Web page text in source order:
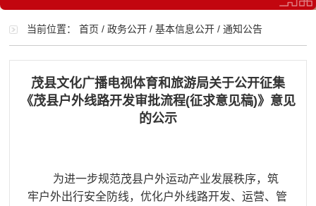
当前位置：首页 /政务公开 /基本信息公开 /通知公告
茂县文化广播电视体育和旅游局关于公开征集
《茂县户外线路开发审批流程(征求意见稿)》意见
的公示
为进一步规范茂县户外运动产业发展秩序，筑
牢户外出行安全防线，优化户外线路开发、运营、管